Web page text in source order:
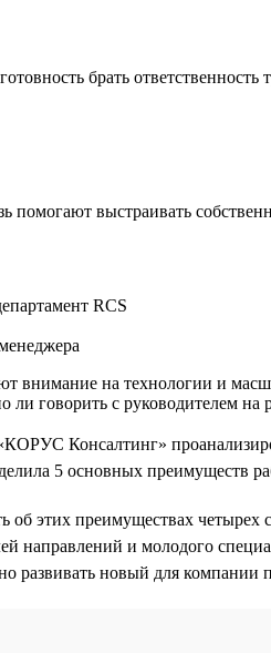
брать
помогают выстраивать
RCS
на технологии и
ли говорить с руководителем
Консалтинг»
5 основных преимуществ
этих преимуществах четырех
направлений и молодого
развивать новый для компании